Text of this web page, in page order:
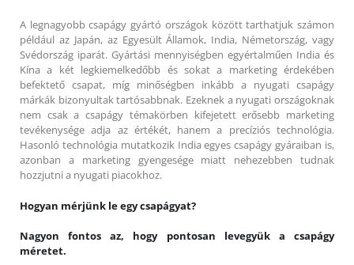
A legnagyobb csapágy gyártó országok között tarthatjuk számon
például az Japán, az Egyesült Államok, India, Németország, vagy
Svédország iparát. Gyártási mennyiségben egyértalműen India és
Kína a két legkiemelkedőbb és sokat a marketing érdekében
befektető csapat, míg minőségben inkább a nyugati csapágy
márkák bizonyultak tartósabbnak. Ezeknek a nyugati országoknak
nem csak a csapágy témakörben kifejetett erősebb marketing
tevékenysége adja az értékét, hanem a precíziós technológia.
Hasonló technológia mutatkozik India egyes csapágy gyáraiban is,
azonban a marketing gyengesége miatt nehezebben tudnak
hozzjutni a nyugati piacokhoz.
Hogyan mérjünk le egy csapágyat?
Nagyon fontos az, hogy pontosan levegyük a csapágy
méretet.